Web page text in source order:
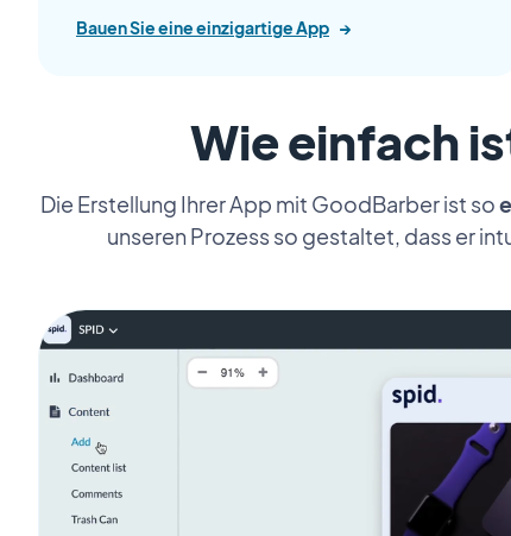
Bauen Sie eine einzigartige App →
Wie einfach
Die Erstellung Ihrer App mit GoodBarber ist so
unseren Prozess so gestaltet, dass er